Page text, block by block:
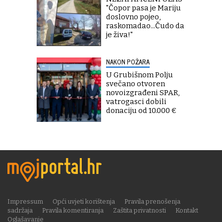
"Čopor pasa je Mariju
doslovno pojeo,
raskomadao...Čudo da
je živa!"
NAKON POŽARA
U Grubišnom Polju
svečano otvoren
novoizgrađeni SPAR,
vatrogasci dobili
donaciju od 10.000 €
Impressum Opći uvjeti korištenja
Pravila prenošenja
sadržaja
Pravila komentiranja Zaštita privatnosti
Kontakt
Oglašavanje